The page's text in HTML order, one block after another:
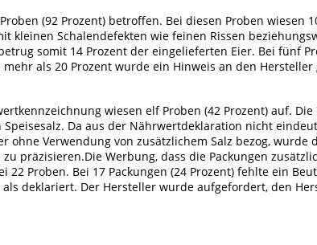
(92 Prozent) betroffen. Bei diesen Proben wiesen
kleinen Schalendefekten wie feinen Rissen
somit 14 Prozent der eingelieferten Eier. Bei fünf
als 20 Prozent wurde ein Hinweis an den Hersteller
wiesen elf Proben (42 Prozent) auf.
Speisesalz. Da aus der Nährwertdeklaration nicht
ohne Verwendung von zusätzlichem Salz bezog,
präzisieren.Die Werbung, dass die Packungen
22 Proben. Bei 17 Packungen (24 Prozent) fehlte ein
deklariert. Der Hersteller wurde aufgefordert, den